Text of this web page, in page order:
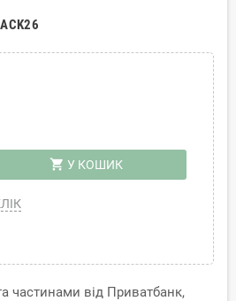
shopping_cart У КОШИК
частинами від Приватбанк,